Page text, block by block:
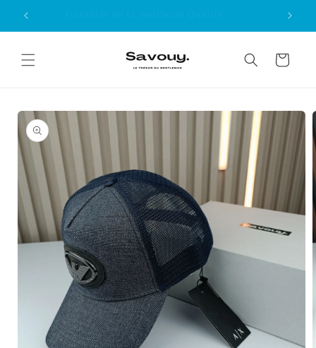
Skip to
content
Cart
Skip to
product
information